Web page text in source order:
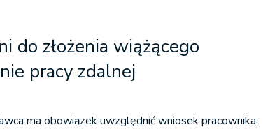
do złożenia wiążącego
pracy zdalnej
ma obowiązek uwzględnić wniosek pracownika: